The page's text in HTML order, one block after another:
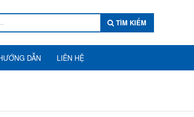
TÌM KIẾM
DẪN LIÊN HỆ